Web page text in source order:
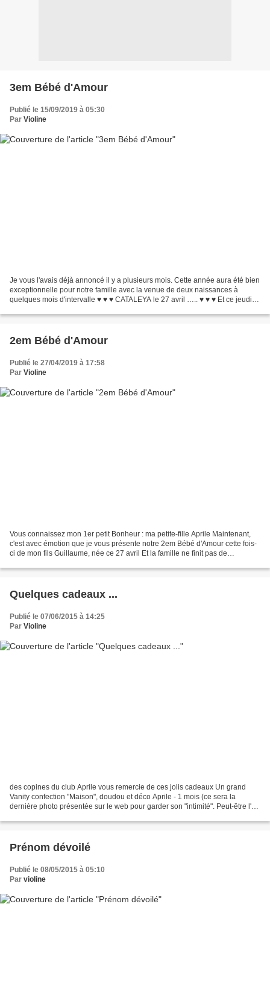
3em Bébé d'Amour
Publié le 15/09/2019 à 05:30
Par Violine
Je vous l'avais déjà annoncé il y a plusieurs mois. Cette année aura été bien
exceptionnelle pour notre famille avec la venue de deux naissances à
quelques mois d'intervalle ♥ ♥ ♥ CATALEYA le 27 avril ….. ♥ ♥ ♥ Et ce jeudi 5
2em Bébé d'Amour
Publié le 27/04/2019 à 17:58
Par Violine
Vous connaissez mon 1er petit Bonheur : ma petite-fille Aprile Maintenant,
c'est avec émotion que je vous présente notre 2em Bébé d'Amour cette fois-
ci de mon fils Guillaume, née ce 27 avril Et la famille ne finit pas de
Quelques cadeaux ...
Publié le 07/06/2015 à 14:25
Par Violine
des copines du club Aprile vous remercie de ces jolis cadeaux Un grand
Vanity confection "Maison", doudou et déco Aprile - 1 mois (ce sera la
dernière photo présentée sur le web pour garder son "intimité". Peut-être l'an
Prénom dévoilé
Publié le 08/05/2015 à 05:10
Par violine